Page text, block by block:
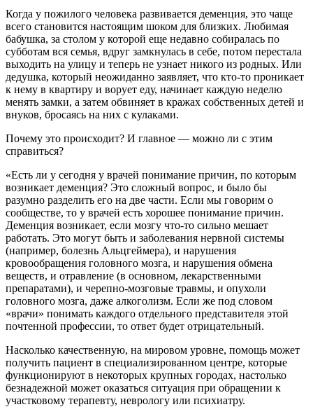
Когда у пожилого человека развивается деменция, это чаще
всего становится настоящим шоком для близких. Любимая
бабушка, за столом у которой еще недавно собиралась по
субботам вся семья, вдруг замкнулась в себе, потом перестала
выходить на улицу и теперь не узнает никого из родных. Или
дедушка, который неожиданно заявляет, что кто-то проникает
к нему в квартиру и ворует еду, начинает каждую неделю
менять замки, а затем обвиняет в кражах собственных детей и
внуков, бросаясь на них с кулаками.
Почему это происходит? И главное — можно ли с этим
справиться?
«Есть ли у сегодня у врачей понимание причин, по которым
возникает деменция? Это сложный вопрос, и было бы
разумно разделить его на две части. Если мы говорим о
сообществе, то у врачей есть хорошее понимание причин.
Деменция возникает, если мозгу что-то сильно мешает
работать. Это могут быть и заболевания нервной системы
(например, болезнь Альцгеймера), и нарушения
кровообращения головного мозга, и нарушения обмена
веществ, и отравление (в основном, лекарственными
препаратами), и черепно-мозговые травмы, и опухоли
головного мозга, даже алкоголизм. Если же под словом
«врачи» понимать каждого отдельного представителя этой
почтенной профессии, то ответ будет отрицательный.
Насколько качественную, на мировом уровне, помощь может
получить пациент в специализированном центре, которые
функционируют в некоторых крупных городах, настолько
безнадежной может оказаться ситуация при обращении к
участковому терапевту, неврологу или психиатру.